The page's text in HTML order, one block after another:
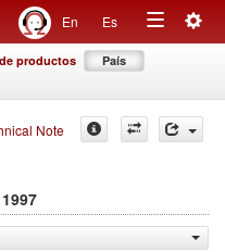
En Es
Toggle
productos País
Note
1997